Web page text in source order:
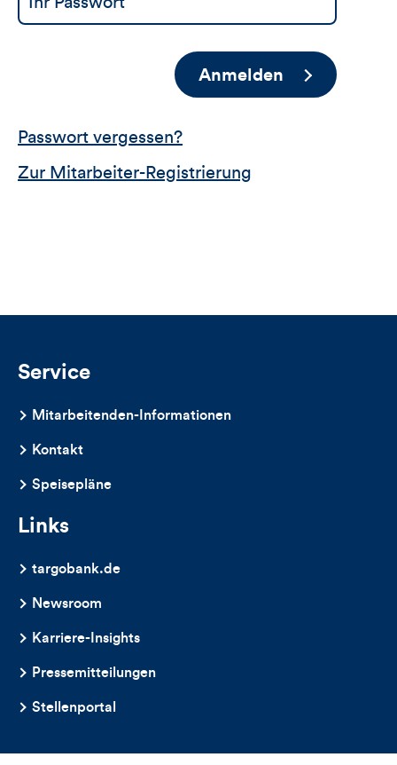
Anmelden
Passwort vergessen?
Zur Mitarbeiter-Registrierung
Service
Mitarbeitenden-Informationen
Kontakt
Speisepläne
Links
targobank.de
Newsroom
Karriere-Insights
Pressemitteilungen
Stellenportal